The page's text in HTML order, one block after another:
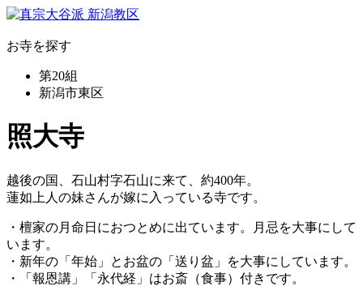
お寺を探す
第20組
新潟市東区
照大寺
越後の国、石山村字石山に来て、約400年。
蓮如上人の妹さんが嫁に入っている寺です。
・檀家の月命日におつとめに出ています。月忌を大事にして
います。
・新年の「年始」とお盆の「送り盆」を大事にしています。
・「報恩講」「永代経」はお斎（食事）付きです。